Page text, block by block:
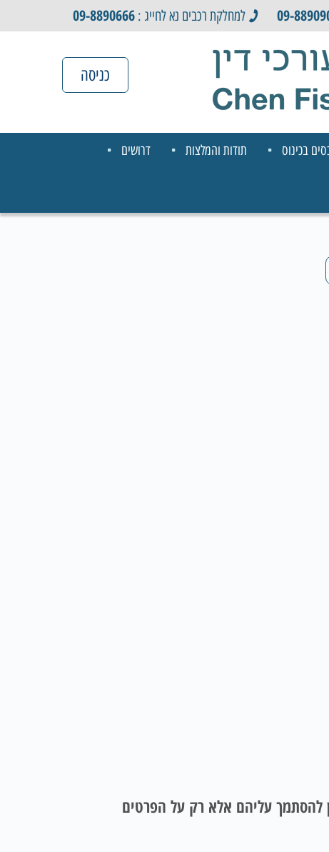
09- למחלקת רכבים נא לחייג : 09-8890666
כניסה
בכינוס תודות והמלצות דרושים
להסתמך עליהם אלא רק על הפרטים